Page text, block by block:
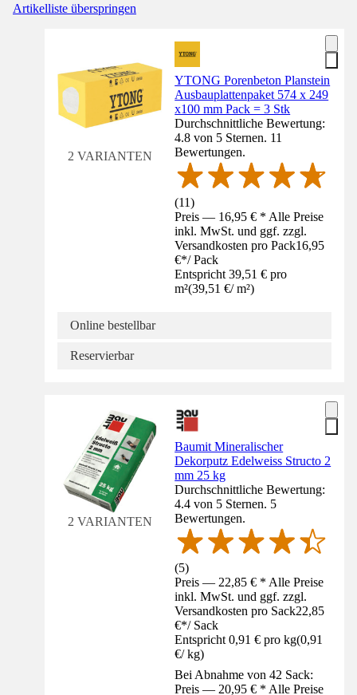
Artikelliste überspringen
2 VARIANTEN
YTONG Porenbeton Planstein
Ausbauplattenpaket 574 x 249
x100 mm Pack = 3 Stk
Durchschnittliche Bewertung:
4.8 von 5 Sternen. 11
Bewertungen.
(11)
Preis — 16,95 € * Alle Preise
inkl. MwSt. und ggf. zzgl.
Versandkosten pro Pack16,95
€*/ Pack
Entspricht 39,51 € pro
m²(39,51 €/ m²)
Online bestellbar
Reservierbar
2 VARIANTEN
Baumit Mineralischer
Dekorputz Edelweiss Structo 2
mm 25 kg
Durchschnittliche Bewertung:
4.4 von 5 Sternen. 5
Bewertungen.
(5)
Preis — 22,85 € * Alle Preise
inkl. MwSt. und ggf. zzgl.
Versandkosten pro Sack22,85
€*/ Sack
Entspricht 0,91 € pro kg(0,91
€/ kg)
Bei Abnahme von 42 Sack:
Preis — 20,95 € * Alle Preise